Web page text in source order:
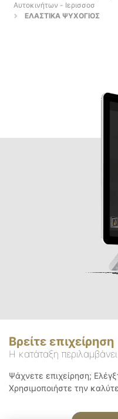
Αυτοκινήτων - Ιερισσοσ
ΕΛΑΣΤΙΚΑ ΨΥΧΟΓΙΟΣ
Βρείτε επιχείρηση
Η κατάταξη
Ψάχνετε επιχείρηση;
Χρησιμοποιήστε την